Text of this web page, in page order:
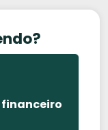
financeiro